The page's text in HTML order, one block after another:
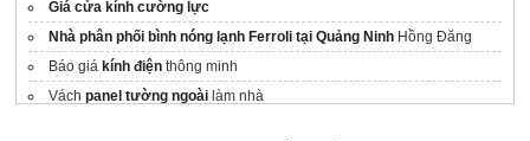
Giá cửa kính cường lực
Nhà phân phối bình nóng lạnh Ferroli tại Quảng Ninh Hồng Đăng
Báo giákính điện thông minh
Váchpanel tường ngoài làm nhà